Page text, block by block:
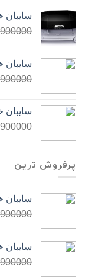
سایبان
سایبان
سایبان
پرفروش ترین
سایبان
سایبان